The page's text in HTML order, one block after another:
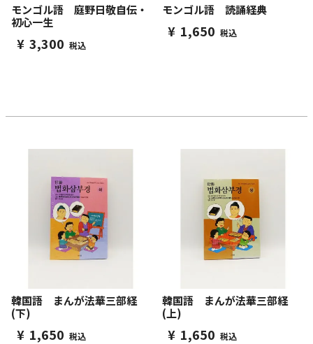
モンゴル語 庭野日敬自伝・
初心一生
¥ 3,300 税込
モンゴル語 読誦経典
¥ 1,650 税込
韓国語 まんが法華三部経
(下)
¥ 1,650 税込
韓国語 まんが法華三部経
(上)
¥ 1,650 税込